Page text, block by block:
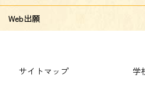
Web出願
サイトマップ 学